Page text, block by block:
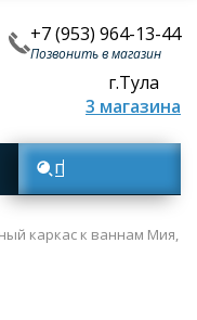
+7 (953) 964-13-44
Позвонить в магазин
г.Тула
3 магазина
Поиск товаров
каркас к ваннам Мия,